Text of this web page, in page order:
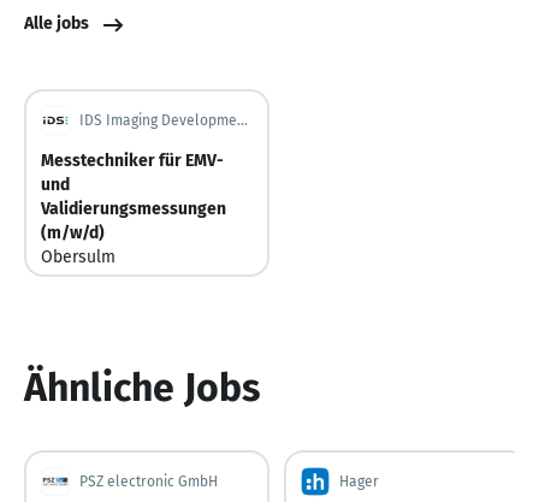
Alle jobs
IDS Imaging Development Systems GmbH
Messtechniker für EMV-
und
Validierungsmessungen
(m/w/d)
Obersulm
Ähnliche Jobs
PSZ electronic GmbH Hager